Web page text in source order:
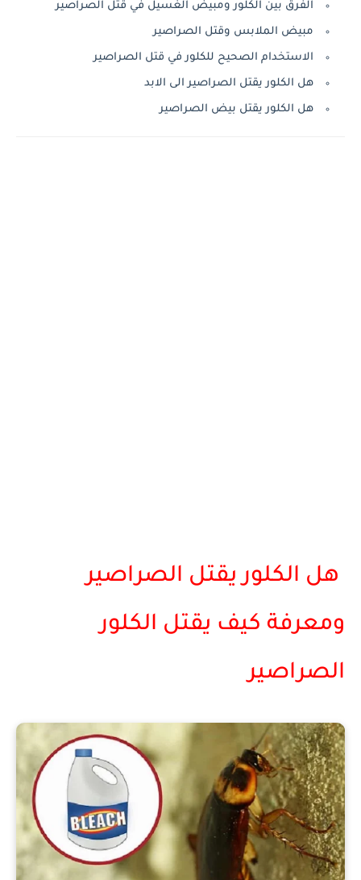
الفرق بين الكلور ومبيض الغسيل في قتل الصراصير
مبيض الملابس وقتل الصراصير
الاستخدام الصحيح للكلور في قتل الصراصير
هل الكلور يقتل الصراصير الى الابد
هل الكلور يقتل بيض الصراصير
هل الكلور يقتل الصراصير
ومعرفة كيف يقتل الكلور
الصراصير